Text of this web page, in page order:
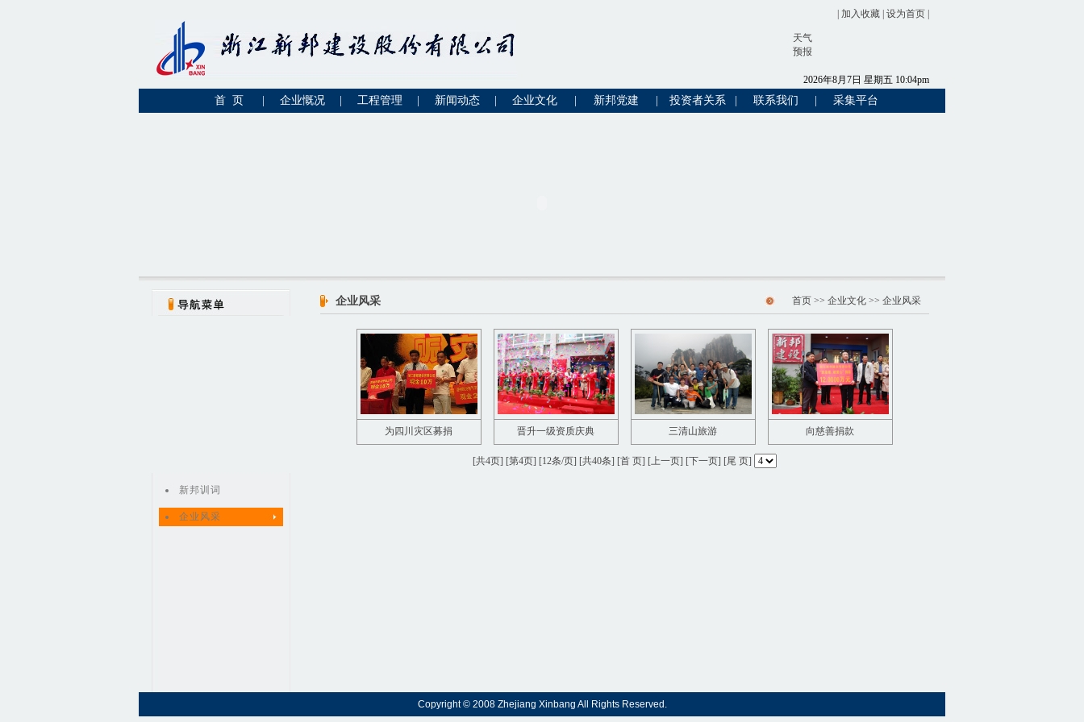
加入收藏 设为首页
天气
预报
2026年8月 7日 星期五 10:04pm
首 页 企业慨况 工程管理 新闻动态 企业文化 新邦党建 投资者关系 联系我们 采集平台
新邦训词
企业风采
企业风采 首页>> 企业文化>> 企业风采
为四川灾区募捐 晋升一级资质庆典 三清山旅游 向慈善捐款
[共4页] [第4页] [12条/页] [共40条] [首 页] [上一页] [下一页] [尾 页]
Copyright © 2008 Zhejiang Xinbang All Rights Reserved.